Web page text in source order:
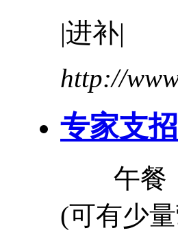
|进补|
http://
专家支
午餐：
(可有少